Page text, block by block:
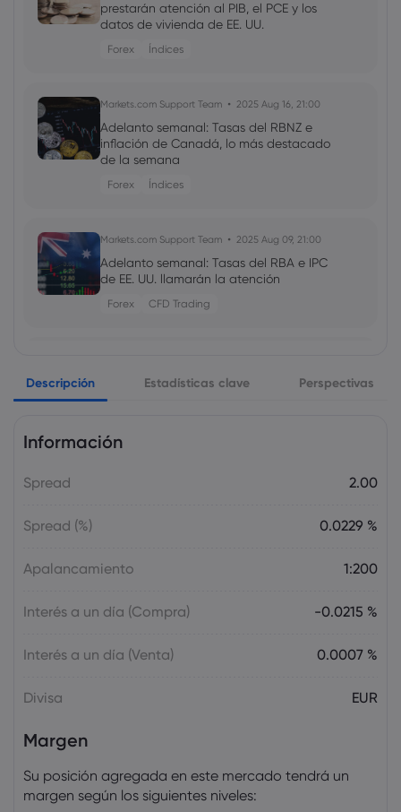
prestarán atención al PIB, el PCE y los
datos de vivienda de EE. UU.
Forex Índices
Markets.com Support Team 2025 Aug 16, 21:00
Adelanto semanal: Tasas del RBNZ e
inflación de Canadá, lo más destacado
de la semana
Forex Índices
Markets.com Support Team 2025 Aug 09, 21:00
Adelanto semanal: Tasas del RBA e IPC
de EE. UU. llamarán la atención
Forex CFD Trading
Adelanto semanal: La atención se
centrará en la decisión sobre tasas del
Forex
Adelanto semanal: Decisiones sobre las
Forex
Adelanto semanal: elecciones en Japón,
Adelanto semanal: Los datos de
inflación de EE. UU., Canadá y Reino
Descripción Estadísticas clave Perspectivas
Información
Spread 2.00
Spread (%) 0.0229 %
Apalancamiento 1:200
Interés a un día (Compra) -0.0215 %
Interés a un día (Venta) 0.0007 %
Divisa EUR
Margen
Su posición agregada en este mercado tendrá un
margen según los siguientes niveles: